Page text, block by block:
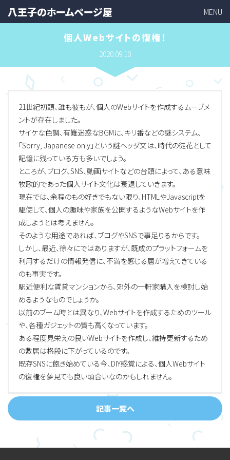
八王子のホームページ屋 MENU
個人Webサイトの復権！
2020.09.10
21世紀初頭、誰も彼もが、個人のWebサイトを作成するムーブメ
ントが存在しました。
サイケな色調、有難迷惑なBGMに、キリ番などの謎システム、
「Sorry, Japanese only」という謎ヘッダ文は、時代の徒花として
記憶に残っている方も多いでしょう。
ところが、ブログ、SNS、動画サイトなどの台頭によって、ある意味
牧歌的であった個人サイト文化は衰退していきます。
現在では、余程のもの好きでもない限り、HTMLやJavascriptを
駆使して、個人の趣味や家族を公開するようなWebサイトを作
成しようとは考えません。
そのような用途であれば、ブログやSNSで事足りるからです。
しかし、最近、徐々にではありますが、既成のプラットフォームを
利用するだけの情報発信に、不満を感じる層が増えてきている
のも事実です。
駅近便利な賃貸マンションから、郊外の一軒家購入を検討し始
めるようなものでしょうか。
以前のブーム時とは異なり、Webサイトを作成するためのツール
や、各種ガジェットの質も高くなっています。
ある程度見栄えの良いWebサイトを作成し、維持更新するため
の敷居は格段に下がっているのです。
既存SNSに飽き始めている今、DIY感覚による、個人Webサイト
の復権を夢見ても良い頃合いなのかもしれません。
記事一覧へ